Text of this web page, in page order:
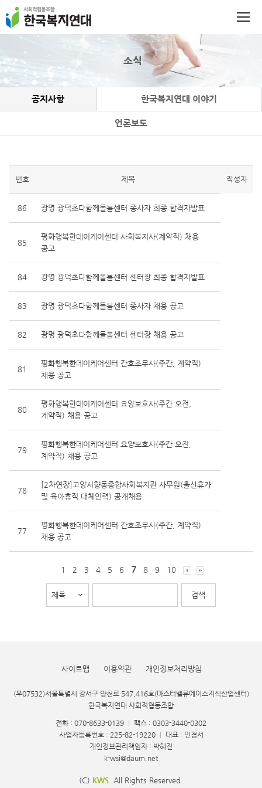
소식
공지사항 한국복지연대 이야기
언론보도
번호 제목 작성자
86 광명 광덕초다함께돌봄센터 종사자 최종 합격자발표
85
평화행복한데이케어센터 사회복지사(계약직) 채용
공고
84 광명 광덕초다함께돌봄센터 센터장 최종 합격자발표
83 광명 광덕초다함께돌봄센터 종사자 채용 공고
82 광명 광덕초다함께돌봄센터 센터장 채용 공고
81
평화행복한데이케어센터 간호조무사(주간, 계약직)
채용 공고
80
평화행복한데이케어센터 요양보호사(주간 오전,
계약직) 채용 공고
79
평화행복한데이케어센터 요양보호사(주간 오전,
계약직) 채용 공고
78
[2차연장]고양시향동종합사회복지관 사무원(출산휴가
및 육아휴직 대체인력) 공개채용
77
평화행복한데이케어센터 간호조무사(주간, 계약직)
채용 공고
1 2 3 4 5 6 7 8 9 10
사이트맵 이용약관 개인정보처리방침
(우07532)서울특별시 강서구 양천로 547,416호(마스터밸류에이스지식산업센터)
한국복지연대 사회적협동조합
전화 : 070-8633-0139
팩스 : 0303-3440-0302
사업자등록번호 : 225-82-19220
대표 : 민겸서
개인정보관리책임자 : 박혜진
k-wsi@daum.net
(C) KWS . All Rights Reserved.